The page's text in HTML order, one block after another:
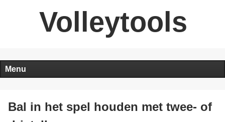
Volleytools
Menu
Bal in het spel houden met twee- of